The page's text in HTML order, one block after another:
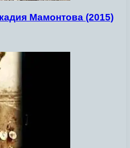
Мамонтова (2015)